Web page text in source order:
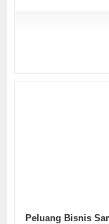
Peluang Bisnis